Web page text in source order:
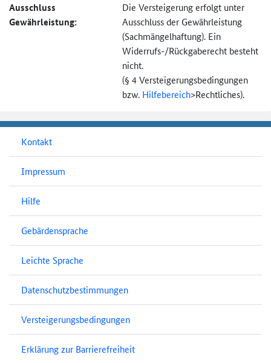
Ausschluss
Gewährleistung:
Die Versteigerung erfolgt unter
Ausschluss der Gewährleistung
(Sachmängel­haftung). Ein
Widerrufs-/Rückgaberecht besteht
nicht.
(§ 4 Versteigerungs­bedingungen
bzw. Hilfebereich>Rechtliches).
Kontakt
Impressum
Hilfe
Gebärdensprache
Leichte Sprache
Datenschutzbestimmungen
Versteigerungsbedingungen
Erklärung zur Barrierefreiheit